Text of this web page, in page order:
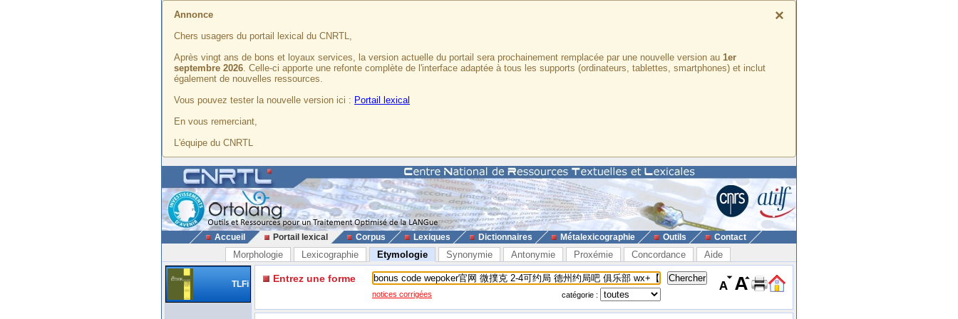
×
Annonce
Chers usagers du portail lexical du CNRTL,
Après vingt ans de bons et loyaux services, la version actuelle du portail sera prochainement remplacée par une nouvelle version au 1er
septembre 2026. Celle-ci apporte une refonte complète de l'interface adaptée à tous les supports (ordinateurs, tablettes, smartphones) et inclut
également de nouvelles ressources.
Vous pouvez tester la nouvelle version ici : Portail lexical
En vous remerciant,
L'équipe du CNRTL
Accueil Portail lexical Corpus Lexiques Dictionnaires Métalexicographie Outils Contact
Morphologie Lexicographie Etymologie Synonymie Antonymie Proxémie Concordance Aide
TLFi Entrez une forme
notices corrigées catégorie :